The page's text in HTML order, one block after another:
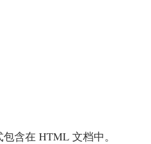
含在 HTML 文档中。